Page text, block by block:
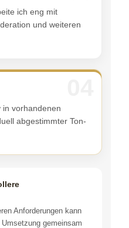
ich eng mit
und weiteren
in vorhandenen
abgestimmter Ton-
Anforderungen kann
gemeinsam